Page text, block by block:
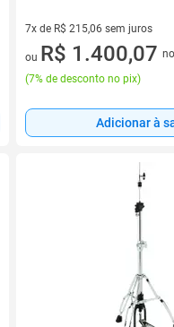
7x de R$ 215,06 sem juros
7 vez de R$ 215,06 sem juros
ou R$ 1.400,07
(7% de desconto no pix)
Adicionar à